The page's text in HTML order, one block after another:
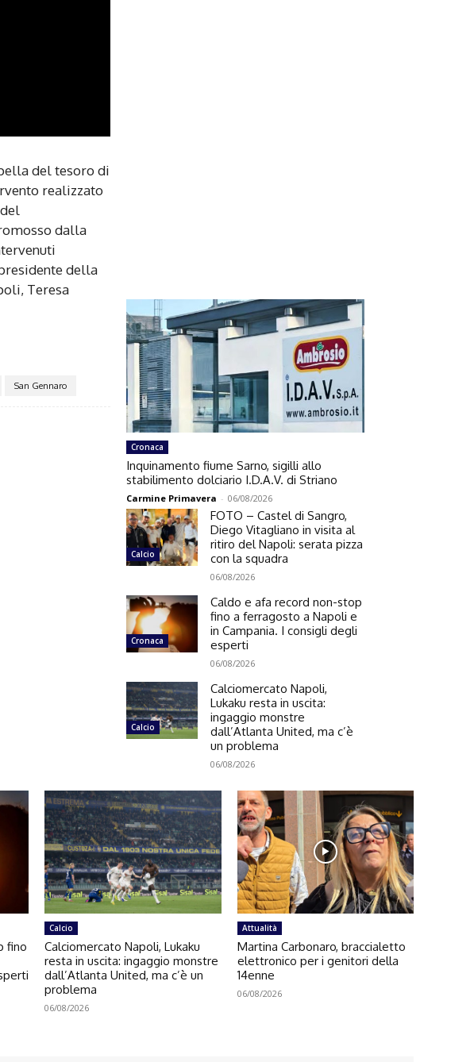
del tesoro di
realizzato
dalla
della
Teresa
San Gennaro
Cronaca
Inquinamento fiume Sarno, sigilli allo
stabilimento dolciario I.D.A.V. di Striano
Carmine Primavera - 06/08/2026
Calcio
FOTO – Castel di Sangro,
Diego Vitagliano in visita al
ritiro del Napoli: serata pizza
con la squadra
06/08/2026
Cronaca
Caldo e afa record non-stop
fino a ferragosto a Napoli e
in Campania. I consigli degli
esperti
06/08/2026
Calcio
Calciomercato Napoli,
Lukaku resta in uscita:
ingaggio monstre
dall’Atlanta United, ma c’è
un problema
06/08/2026
fino
Calcio
Calciomercato Napoli, Lukaku
resta in uscita: ingaggio monstre
dall’Atlanta United, ma c’è un
problema
06/08/2026
Attualità
Martina Carbonaro, braccialetto
elettronico per i genitori della
14enne
06/08/2026